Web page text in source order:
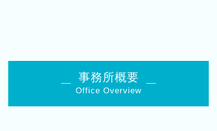
事務所概要
Office Overview